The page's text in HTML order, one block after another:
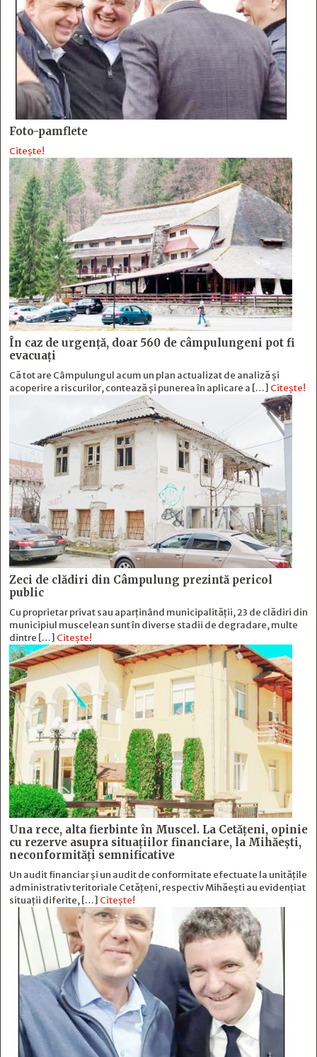
Foto-pamflete
Citește!
În caz de urgență, doar 560 de câmpulungeni pot fi
evacuați
Că tot are Câmpulungul acum un plan actualizat de analiză și
acoperire a riscurilor, contează și punerea în aplicare a […] Citește!
Zeci de clădiri din Câmpulung prezintă pericol
public
Cu proprietar privat sau aparținând municipalității, 23 de clădiri din
municipiul muscelean sunt în diverse stadii de degradare, multe
dintre […] Citește!
Una rece, alta fierbinte în Muscel. La Cetăţeni, opinie
cu rezerve asupra situaţiilor financiare, la Mihăeşti,
neconformităţi semnificative
Un audit financiar și un audit de conformitate efectuate la unitățile
administrativ teritoriale Cetățeni, respectiv Mihăești au evidențiat
situații diferite, […] Citește!